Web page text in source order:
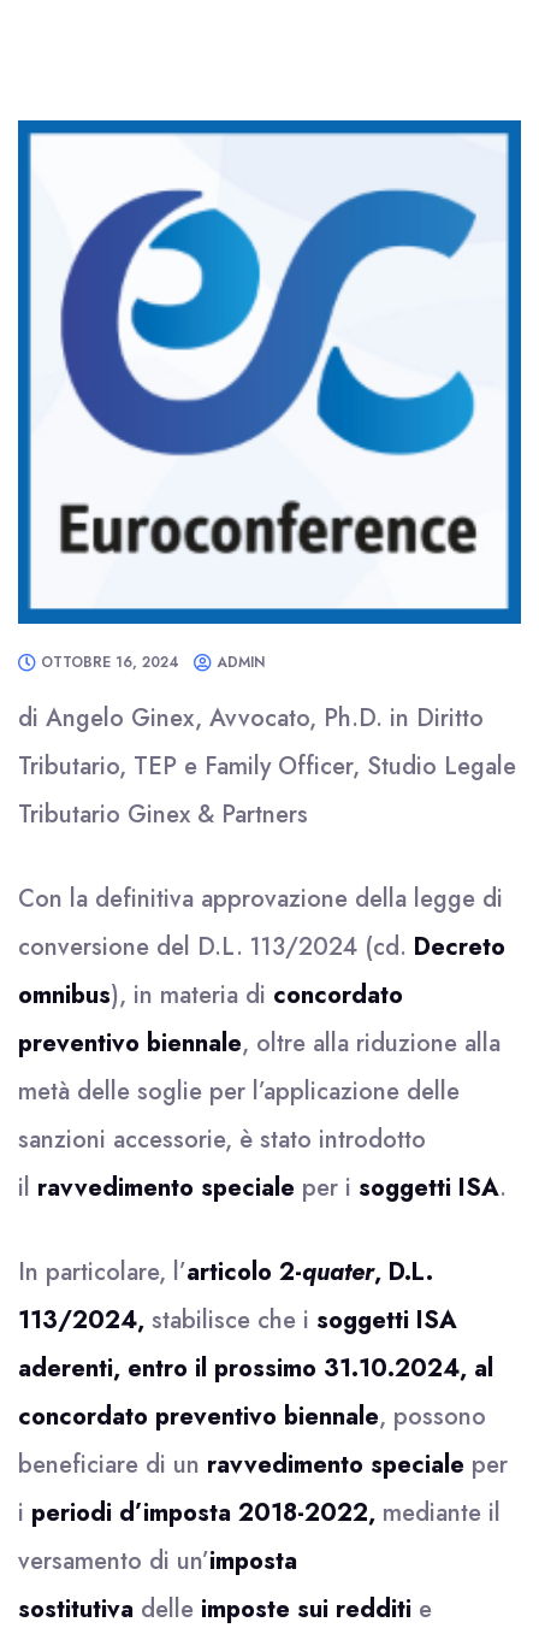
OTTOBRE 16, 2024 ADMIN
di Angelo Ginex, Avvocato, Ph.D. in Diritto
Tributario, TEP e Family Officer, Studio Legale
Tributario Ginex & Partners
Con la definitiva approvazione della legge di
conversione del D.L. 113/2024 (cd. Decreto
omnibus), in materia di concordato
preventivo biennale, oltre alla riduzione alla
metà delle soglie per l’applicazione delle
sanzioni accessorie, è stato introdotto
il ravvedimento speciale per i soggetti ISA.
In particolare, l’articolo 2-quater, D.L.
113/2024, stabilisce che i soggetti ISA
aderenti, entro il prossimo 31.10.2024, al
concordato preventivo biennale, possono
beneficiare di un ravvedimento speciale per
i periodi d’imposta 2018-2022, mediante il
versamento di un’imposta
sostitutiva delle imposte sui redditi e